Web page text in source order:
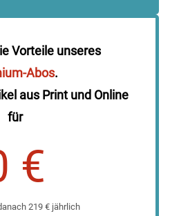
Vorteile unseres
Abos.
aus Print und Online
für
€
219 € jährlich